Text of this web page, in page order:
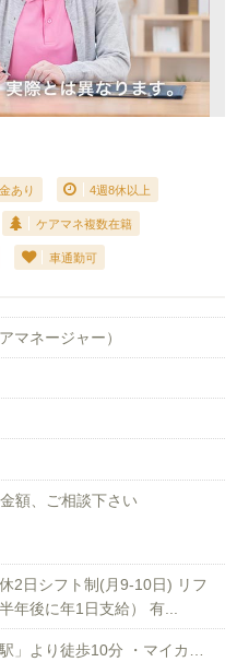
あり 4週8休以上
ケアマネ複数在籍
車通勤可
マネージャー）
額、ご相談下さい
2日シフト制(月9-10日) リフ
年後に年1日支給） 有...